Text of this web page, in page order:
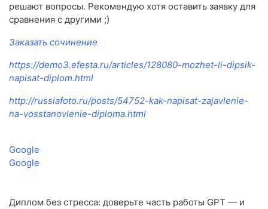
решают вопросы. Рекомендую хотя оставить заявку для
сравнения с другими ;)
Заказать сочинение
https://demo3.efesta.ru/articles/128080-mozhet-li-dipsik-
napisat-diplom.html
http://russiafoto.ru/posts/54752-kak-napisat-zajavlenie-
na-vosstanovlenie-diploma.html
Google
Google
Диплом без стресса: доверьте часть работы GPT — и